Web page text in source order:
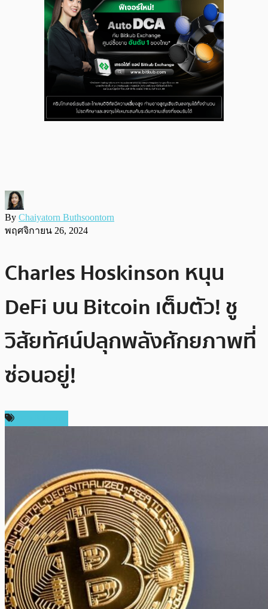
By Chaiyatorn Buthsoontorn
พฤศจิกายน 26, 2024
Charles Hoskinson หนุน
DeFi บน Bitcoin เต็มตัว! ชู
วิสัยทัศน์ปลุกพลังศักยภาพที่
ซ่อนอยู่!